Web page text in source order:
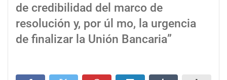
de credibilidad del marco de
resolución y, por úl mo, la urgencia
de finalizar la Unión Bancaria”